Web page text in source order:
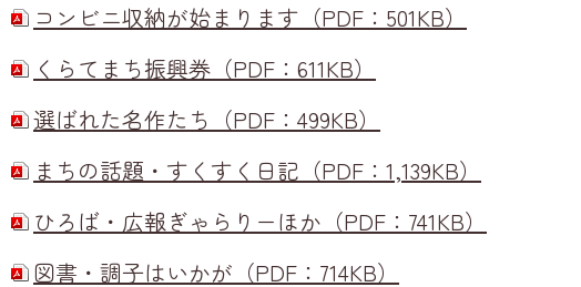
コンビニ収納が始まります（PDF：501KB）
くらてまち振興券（PDF：611KB）
選ばれた名作たち（PDF：499KB）
まちの話題・すくすく日記（PDF：1,139KB）
ひろば・広報ぎゃらりーほか（PDF：741KB）
図書・調子はいかが（PDF：714KB）